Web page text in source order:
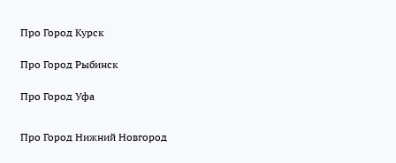
Про Город Курск
Про Город Рыбинск
Про Город Уфа
Про Город Нижний Новгород